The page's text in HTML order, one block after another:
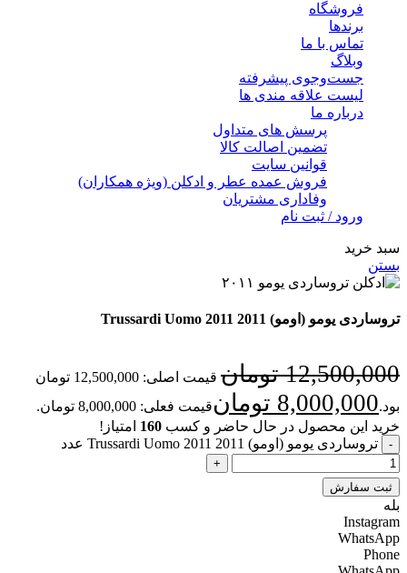
فروشگاه
برندها
تماس با ما
وبلاگ
جست‌وجوی پیشرفته
لیست علاقه مندی ها
درباره ما
پرسش های متداول
تضمین اصالت کالا
قوانین سایت
فروش عمده عطر و ادکلن (ویژه همکاران)
وفاداری مشتریان
ورود / ثبت نام
سبد خرید
بستن
تروساردی یومو (اومو) 2011 Trussardi Uomo 2011
12,500,000 تومان
قیمت اصلی: 12,500,000 تومان
بود.8,000,000 تومانقیمت فعلی: 8,000,000 تومان.
خرید این محصول در حال حاضر و کسب 160 امتیاز!
تروساردی یومو (اومو) 2011 Trussardi Uomo 2011 عدد
ثبت سفارش
بله
Instagram
WhatsApp
Phone